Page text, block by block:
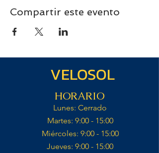
Compartir este evento
VELOSOL
HORARIO
Lunes: Cerrado​
Martes: 9:00 - 15:00​
Miércoles: 9:00 - 15:00​​
Jueves: 9:00 - 15:00​